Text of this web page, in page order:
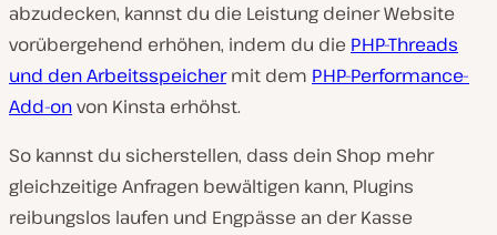
abzudecken, kannst du die Leistung deiner Website
vorübergehend erhöhen, indem du die PHP-Threads
und den Arbeitsspeichermit dem PHP-Performance-
Add-onvon Kinsta erhöhst.
So kannst du sicherstellen, dass dein Shop mehr
gleichzeitige Anfragen bewältigen kann, Plugins
reibungslos laufen und Engpässe an der Kasse